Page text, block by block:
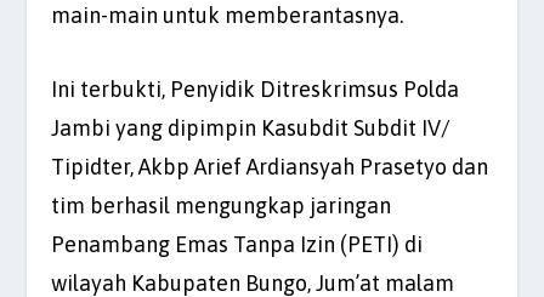
main-main untuk memberantasnya.
Ini terbukti, Penyidik Ditreskrimsus Polda
Jambi yang dipimpin Kasubdit Subdit IV/
Tipidter, Akbp Arief Ardiansyah Prasetyo dan
tim berhasil mengungkap jaringan
Penambang Emas Tanpa Izin (PETI) di
wilayah Kabupaten Bungo, Jum’at malam